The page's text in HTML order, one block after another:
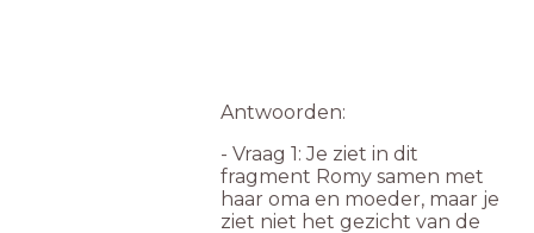
Antwoorden:
- Vraag 1: Je ziet in dit
fragment Romy samen met
haar oma en moeder, maar je
ziet niet het gezicht van de